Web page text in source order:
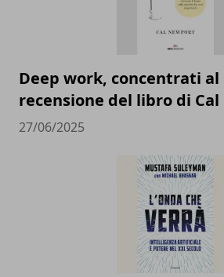
Deep work, concentrati al
recensione del libro di
27/06/2025